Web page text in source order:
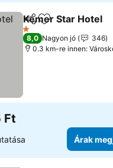
Megosztás
Hozzáadás a
Kemer Star Hotel
1 Kategória
8,0 Nagyon jó
346
0.3 km-re innen:
Ft
Árak